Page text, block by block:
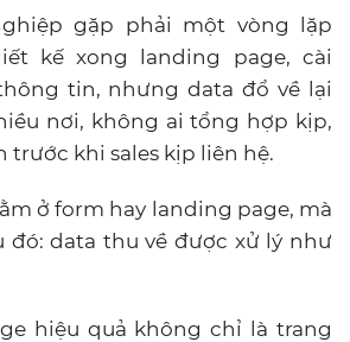
gặp phải một vòng lặp
kế xong landing page, cài
tin, nhưng data đổ về lại
nơi, không ai tổng hợp kịp,
trước khi sales kịp liên hệ.
ở form hay landing page, mà
đó: data thu về được xử lý như
hiệu quả không chỉ là trang